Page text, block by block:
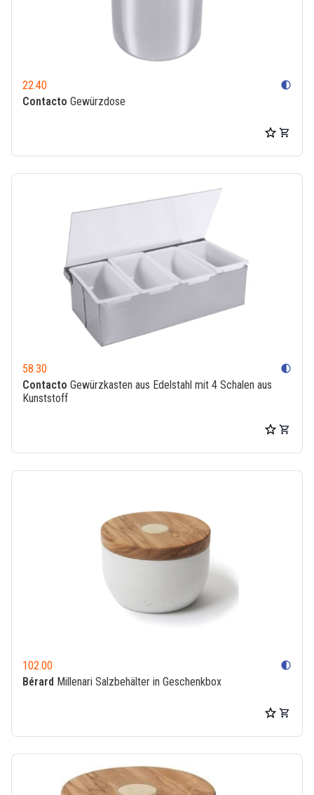
22.40 contrast
Contacto Gewürzdose
58.30 contrast
Contacto Gewürzkasten aus Edelstahl mit 4 Schalen aus
Kunststoff
102.00 contrast
Bérard Millenari Salzbehälter in Geschenkbox